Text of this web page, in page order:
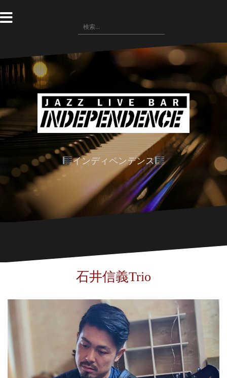
ン
テ
へ
ス
検
索:
インディペンデンス
石井信義Trio